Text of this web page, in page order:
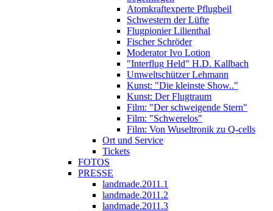
Atomkraftexperte Pflugbeil
Schwestern der Lüfte
Flugpionier Lilienthal
Fischer Schröder
Moderator Ivo Lotion
"Interflug Held" H.D. Kallbach
Umweltschützer Lehmann
Kunst: "Die kleinste Show.."
Kunst: Der Flugtraum
Film: "Der schweigende Stern"
Film: "Schwerelos"
Film: Von Wuseltronik zu Q-cells
Ort und Service
Tickets
FOTOS
PRESSE
landmade.2011.1
landmade.2011.2
landmade.2011.3